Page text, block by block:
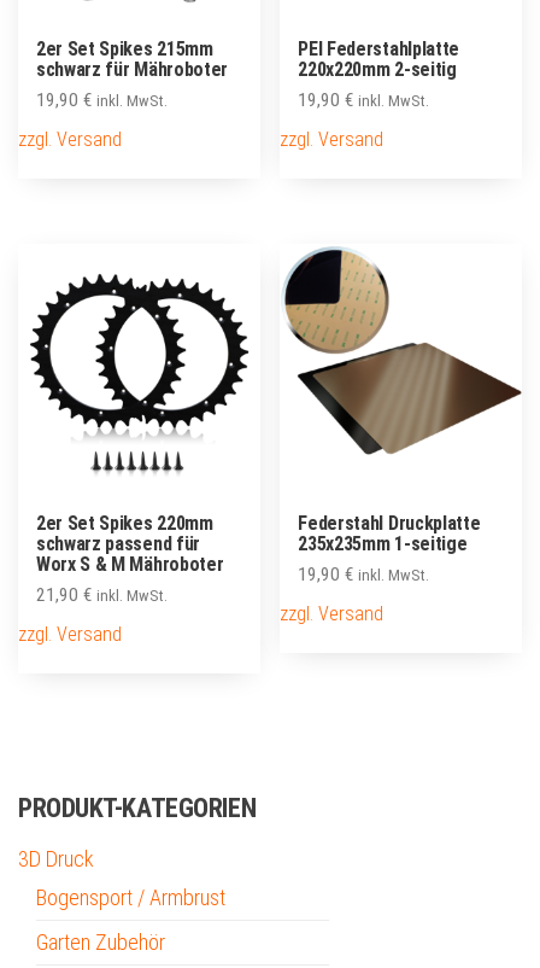
2er Set Spikes 215mm
schwarz für Mähroboter
19,90 € inkl. MwSt.
zzgl. Versand
PEI Federstahlplatte
220x220mm 2-seitig
19,90€ inkl. MwSt.
zzgl. Versand
2er Set Spikes 220mm
schwarz passend für
Worx S & M Mähroboter
21,90 € inkl. MwSt.
zzgl. Versand
Federstahl Druckplatte
235x235mm 1-seitige
19,90€ inkl. MwSt.
zzgl. Versand
PRODUKT-KATEGORIEN
3D Druck
Bogensport / Armbrust
Garten Zubehör